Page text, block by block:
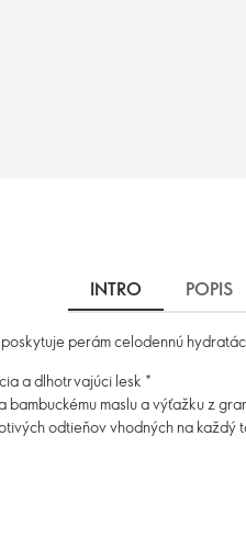
INTRO POPIS
perám celodennú
a dlhotrvajúci lesk *
maslu a výťažku z
odtieňov vhodných na každý